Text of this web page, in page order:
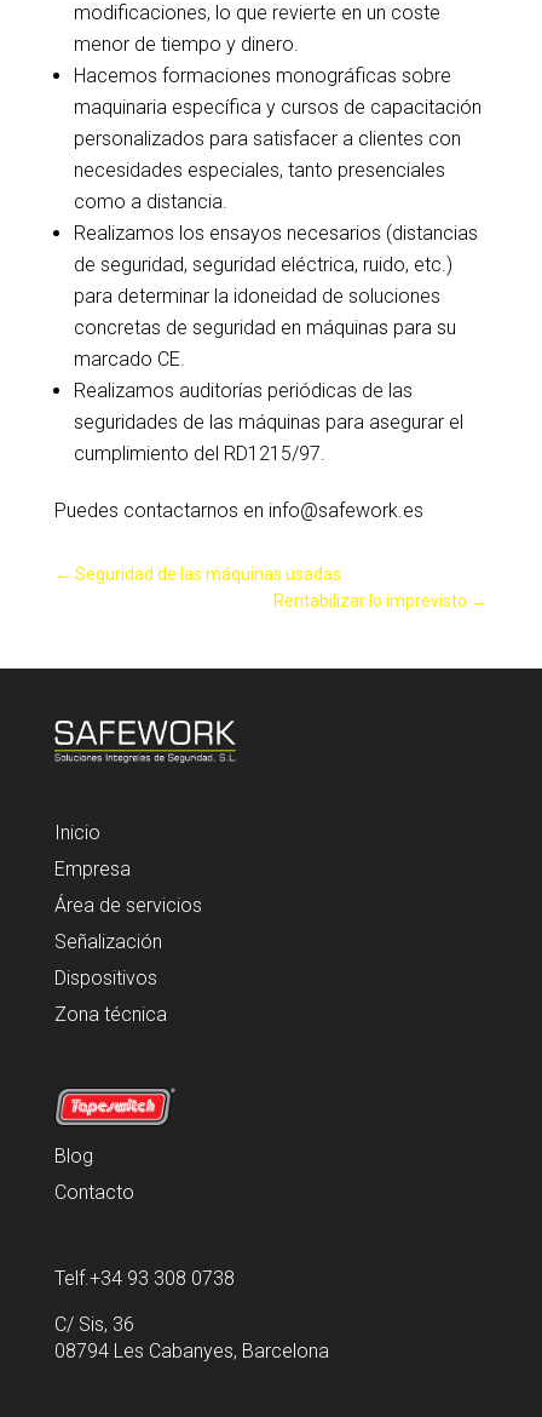
modificaciones, lo que revierte en un coste
menor de tiempo y dinero.
Hacemos formaciones monográficas sobre
maquinaria específica y cursos de capacitación
personalizados para satisfacer a clientes con
necesidades especiales, tanto presenciales
como a distancia.
Realizamos los ensayos necesarios (distancias
de seguridad, seguridad eléctrica, ruido, etc.)
para determinar la idoneidad de soluciones
concretas de seguridad en máquinas para su
marcado CE.
Realizamos auditorías periódicas de las
seguridades de las máquinas para asegurar el
cumplimiento del RD1215/97.
Puedes contactarnos en info@safework.es
← Seguridad de las máquinas usadas
Rentabilizar lo imprevisto →
Inicio
Empresa
Área de servicios
Señalización
Dispositivos
Zona técnica
Blog
Contacto
Telf.+34 93 308 0738
C/ Sis, 36
08794 Les Cabanyes, Barcelona